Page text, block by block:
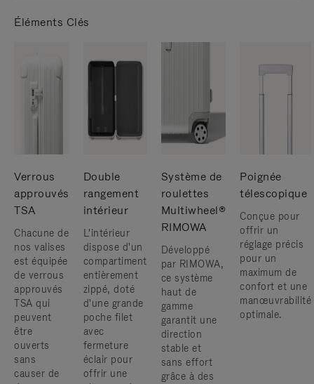
Éléments Clés
Verrous
approuvés
TSA
Chacune de
nos valises
est équipée
de verrous
approuvés
TSA qui
peuvent
être
ouverts
sans
causer de
Double
rangement
intérieur
L'intérieur
dispose d'un
compartiment
entièrement
zippé, doté
d'une grande
poche filet
avec
fermeture
éclair pour
offrir une
Système de
roulettes
Multiwheel®
RIMOWA
Développé
par RIMOWA,
ce système
haut de
gamme
garantit une
direction
stable et
sans effort
grâce à des
Poignée
télescopique
Conçue pour
offrir un
réglage précis
pour un
maximum de
confort et une
manœuvrabilité
optimale.